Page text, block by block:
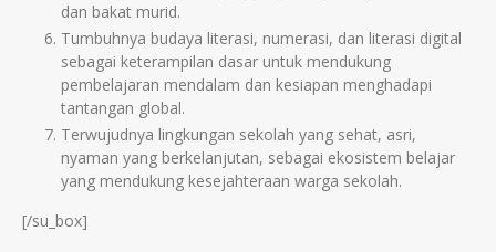
dan bakat murid.
Tumbuhnya budaya literasi, numerasi, dan literasi digital
sebagai keterampilan dasar untuk mendukung
pembelajaran mendalam dan kesiapan menghadapi
tantangan global.
Terwujudnya lingkungan sekolah yang sehat, asri,
nyaman yang berkelanjutan, sebagai ekosistem belajar
yang mendukung kesejahteraan warga sekolah.
[/su_box]